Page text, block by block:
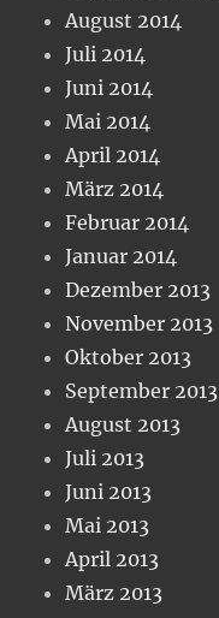
August 2014
Juli 2014
Juni 2014
Mai 2014
April 2014
März 2014
Februar 2014
Januar 2014
Dezember 2013
November 2013
Oktober 2013
September 2013
August 2013
Juli 2013
Juni 2013
Mai 2013
April 2013
März 2013